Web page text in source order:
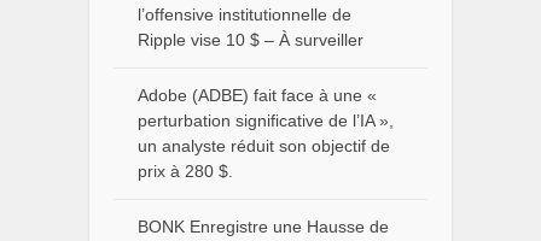
l’offensive institutionnelle de
Ripple vise 10 $ – À surveiller
Adobe (ADBE) fait face à une «
perturbation significative de l’IA »,
un analyste réduit son objectif de
prix à 280 $.
BONK Enregistre une Hausse de